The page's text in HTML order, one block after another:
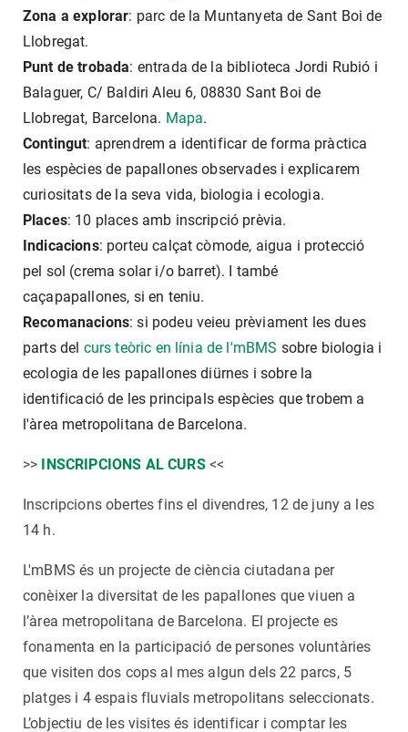
Zona a explorar: parc de la Muntanyeta de Sant Boi de
Llobregat.
Punt de trobada: entrada de la biblioteca Jordi Rubió i
Balaguer, C/ Baldiri Aleu 6, 08830 Sant Boi de
Llobregat, Barcelona. Mapa.
Contingut: aprendrem a identificar de forma pràctica
les espècies de papallones observades i explicarem
curiositats de la seva vida, biologia i ecologia.
Places: 10 places amb inscripció prèvia.
Indicacions: porteu calçat còmode, aigua i protecció
pel sol (crema solar i/o barret). I també
caçapapallones, si en teniu.
Recomanacions: si podeu veieu prèviament les dues
parts del curs teòric en línia de l'mBMS sobre biologia i
ecologia de les papallones diürnes i sobre la
identificació de les principals espècies que trobem a
l'àrea metropolitana de Barcelona.
>> INSCRIPCIONS AL CURS<<
Inscripcions obertes fins el divendres, 12 de juny a les
14 h.
L'mBMS és un projecte de ciència ciutadana per
conèixer la diversitat de les papallones que viuen a
l’àrea metropolitana de Barcelona. El projecte es
fonamenta en la participació de persones voluntàries
que visiten dos cops al mes algun dels 22 parcs, 5
platges i 4 espais fluvials metropolitans seleccionats.
L’objectiu de les visites és identificar i comptar les